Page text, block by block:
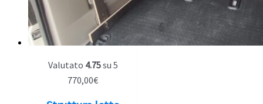
Valutato 4.75su 5
770,00€